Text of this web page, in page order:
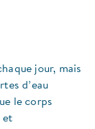
jour, mais
d’eau
le corps
et